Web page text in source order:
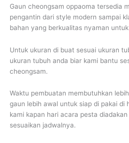
Gaun cheongsam oppaoma tersedia
pengantin dari style modern sampai
bahan yang berkualitas nyaman
Untuk ukuran di buat sesuai ukuran
ukuran tubuh anda biar kami bantu
cheongsam.
Waktu pembuatan membutuhkan
gaun lebih awal untuk siap di pakai di
kami kapan hari acara pesta
sesuaikan jadwalnya.